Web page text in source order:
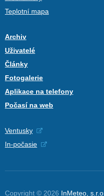
Teplotní mapa
Archiv
Uživatelé
Články
Fotogalerie
Aplikace na telefony
Počasí na web
Ventusky
In-počasie
Copyright © 2026 InMeteo, s.r.o.